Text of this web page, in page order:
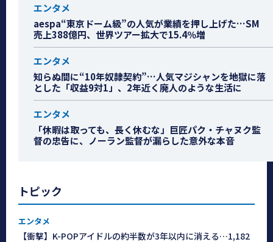
エンタメ
aespa“東京ドーム級”の人気が業績を押し上げた…SM
売上388億円、世界ツアー拡大で15.4％増
エンタメ
知らぬ間に“10年奴隷契約”…人気マジシャンを地獄に落
とした「収益9対1」、2年近く廃人のような生活に
エンタメ
「休暇は取っても、長く休むな」巨匠パク・チャヌク監
督の忠告に、ノーラン監督が漏らした意外な本音
トピック
エンタメ
【衝撃】K-POPアイドルの約半数が3年以内に消える…1,182